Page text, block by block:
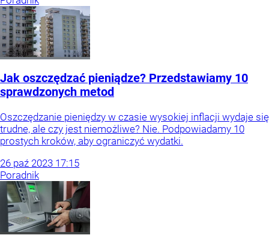
Jak oszczędzać pieniądze? Przedstawiamy 10
sprawdzonych metod
Oszczędzanie pieniędzy w czasie wysokiej inflacji wydaje się
trudne, ale czy jest niemożliwe? Nie. Podpowiadamy 10
prostych kroków, aby ograniczyć wydatki.
26 paź 2023 17:15
Poradnik